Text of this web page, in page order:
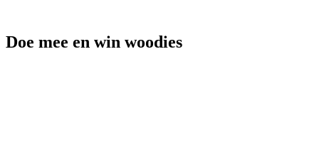
Doe mee en win woodies